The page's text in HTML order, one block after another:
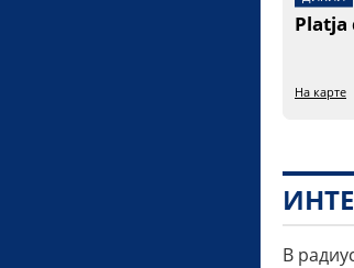
Platja
На карте
В